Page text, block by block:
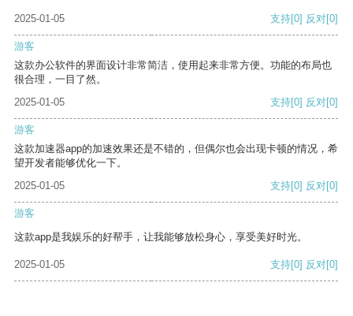
2025-01-05 支持[0] 反对[0]
游客
这款办公软件的界面设计非常简洁，使用起来非常方便。功能的布局也
很合理，一目了然。
2025-01-05
支持[0] 反对[0]
游客
这款加速器app的加速效果还是不错的，但偶尔也会出现卡顿的情况，希
望开发者能够优化一下。
2025-01-05
支持[0] 反对[0]
游客
这款app是我娱乐的好帮手，让我能够放松身心，享受美好时光。
2025-01-05 支持[0] 反对[0]